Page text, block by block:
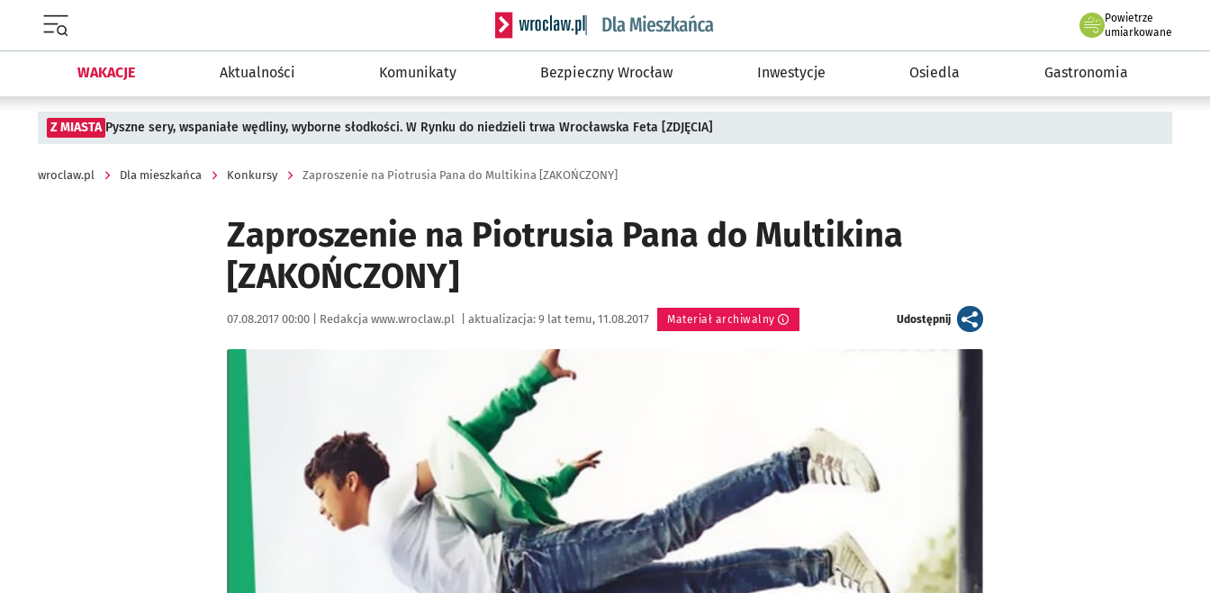
Serwis informacyjny wroclaw.pl podserwis: Dla mieszkańca
Powietrze
we Wrocławiu
umiarkowane
WAKACJE Aktualności Komunikaty Bezpieczny Wrocław Inwestycje Osiedla Gastronomia
Z MIASTA Pyszne sery, wspaniałe wędliny, wyborne słodkości. W Rynku do niedzieli trwa Wrocławska Feta [ZDJĘCIA]
wroclaw.pl Dla mieszkańca Konkursy Zaproszenie na Piotrusia Pana do Multikina [ZAKOŃCZONY]
Zaproszenie na Piotrusia Pana do Multikina
[ZAKOŃCZONY]
Data publikacji:
07.08.2017 00:00 | Autor:
Redakcja www.wroclaw.pl aktualizacja: 9 lat temu, 11.08.2017 Materiał archiwalny Udostępnijartykuł
Kliknij, aby powiększyć